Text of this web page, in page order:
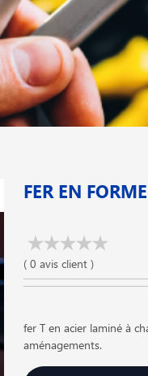
FER EN
( 0 avis client )
fer T en acier laminé à
aménagements.